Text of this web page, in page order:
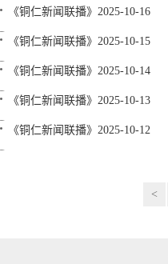
《铜仁新闻联播》2025-10-16
《铜仁新闻联播》2025-10-15
《铜仁新闻联播》2025-10-14
《铜仁新闻联播》2025-10-13
《铜仁新闻联播》2025-10-12
<